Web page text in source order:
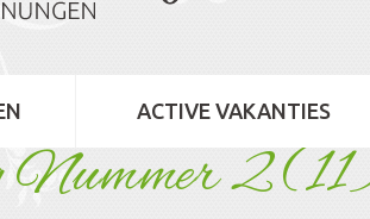
ACTIVE VAKANTIES
Nummer 2